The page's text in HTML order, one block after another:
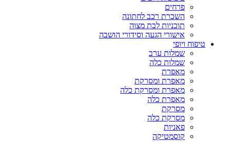
פרחים
השכרת רכב לחתונה
תוכניות לבת מצוה
אישורי הגעה וסידורי הושבה
טיפוח ויופי
שמלות ערב
שמלות כלה
מאפרת
מאפרת ומסרקת
מאפרת ומסרקת כלה
מאפרת כלה
מסרקת
מסרקת כלה
פאניות
קוסמטיקה